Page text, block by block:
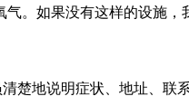
。如果没有这样的设施，
楚地说明症状、地址、联